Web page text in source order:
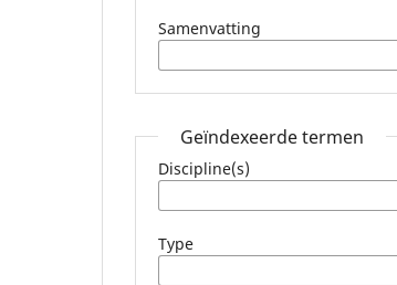
Samenvatting
Geïndexeerde termen
Discipline(s)
Type